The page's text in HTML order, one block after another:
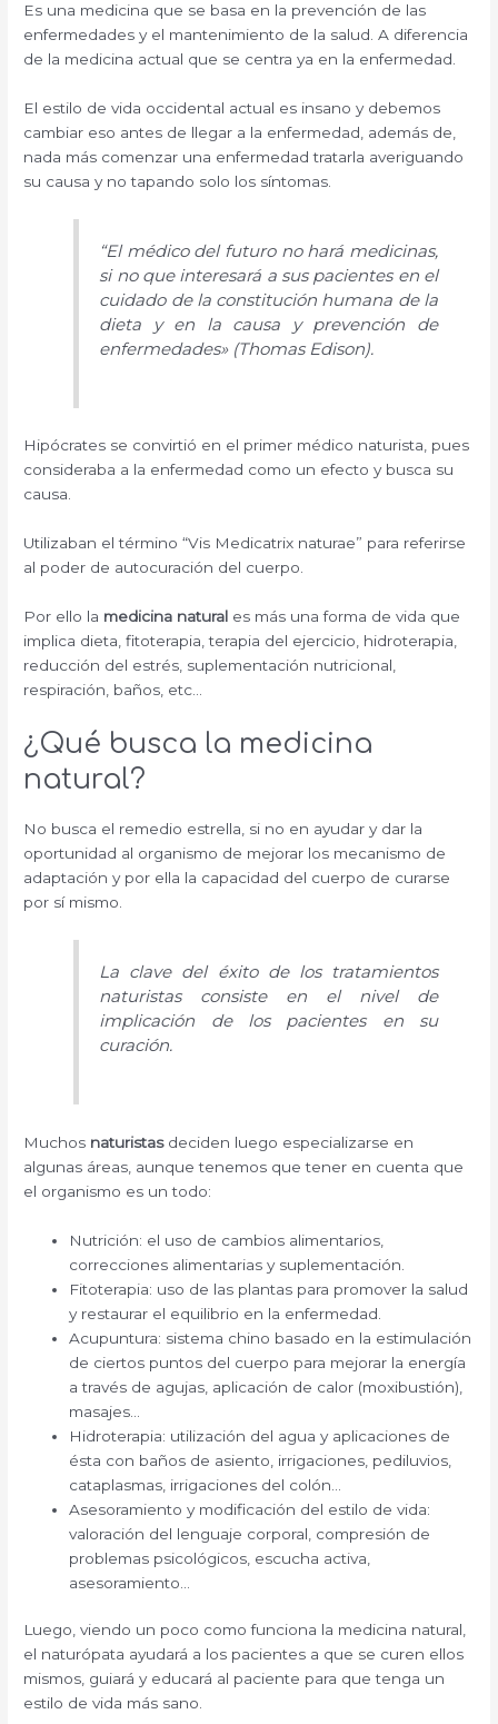
Es una medicina que se basa en la prevención de las
enfermedades y el mantenimiento de la salud. A diferencia
de la medicina actual que se centra ya en la enfermedad.
El estilo de vida occidental actual es insano y debemos
cambiar eso antes de llegar a la enfermedad, además de,
nada más comenzar una enfermedad tratarla averiguando
su causa y no tapando solo los síntomas.
“El médico del futuro no hará medicinas,
si no que interesará a sus pacientes en el
cuidado de la constitución humana de la
dieta y en la causa y prevención de
enfermedades» (Thomas Edison).
Hipócrates se convirtió en el primer médico naturista, pues
consideraba a la enfermedad como un efecto y busca su
causa.
Utilizaban el término “Vis Medicatrix naturae” para referirse
al poder de autocuración del cuerpo.
Por ello la medicina natural es más una forma de vida que
implica dieta, fitoterapia, terapia del ejercicio, hidroterapia,
reducción del estrés, suplementación nutricional,
respiración, baños, etc…
¿Qué busca la medicina
natural?
No busca el remedio estrella, si no en ayudar y dar la
oportunidad al organismo de mejorar los mecanismo de
adaptación y por ella la capacidad del cuerpo de curarse
por sí mismo.
La clave del éxito de los tratamientos
naturistas consiste en el nivel de
implicación de los pacientes en su
curación.
Muchos naturistasdeciden luego especializarse en
algunas áreas, aunque tenemos que tener en cuenta que
el organismo es un todo:
Nutrición: el uso de cambios alimentarios,
correcciones alimentarias y suplementación.
Fitoterapia: uso de las plantas para promover la salud
y restaurar el equilibrio en la enfermedad.
Acupuntura: sistema chino basado en la estimulación
de ciertos puntos del cuerpo para mejorar la energía
a través de agujas, aplicación de calor (moxibustión),
masajes…
Hidroterapia: utilización del agua y aplicaciones de
ésta con baños de asiento, irrigaciones, pediluvios,
cataplasmas, irrigaciones del colón…
Asesoramiento y modificación del estilo de vida:
valoración del lenguaje corporal, compresión de
problemas psicológicos, escucha activa,
asesoramiento…
Luego, viendo un poco como funciona la medicina natural,
el naturópata ayudará a los pacientes a que se curen ellos
mismos, guiará y educará al paciente para que tenga un
estilo de vida más sano.